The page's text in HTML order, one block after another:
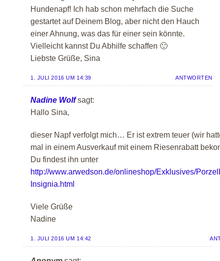
Hundenapf! Ich hab schon mehrfach die Suche
gestartet auf Deinem Blog, aber nicht den Hauch
einer Ahnung, was das für einer sein könnte.
Vielleicht kannst Du Abhilfe schaffen 🙂
Liebste Grüße, Sina
1. JULI 2016 UM 14:39 ANTWORTEN
Nadine Wolf sagt:
Hallo Sina,
dieser Napf verfolgt mich… Er ist extrem teuer (wir
mal in einem Ausverkauf mit einem Riesenrabatt
Du findest ihn unter
http://www.arwedson.de/onlineshop/Exklusives/
Insignia.html
Viele Grüße
Nadine
1. JULI 2016 UM 14:42